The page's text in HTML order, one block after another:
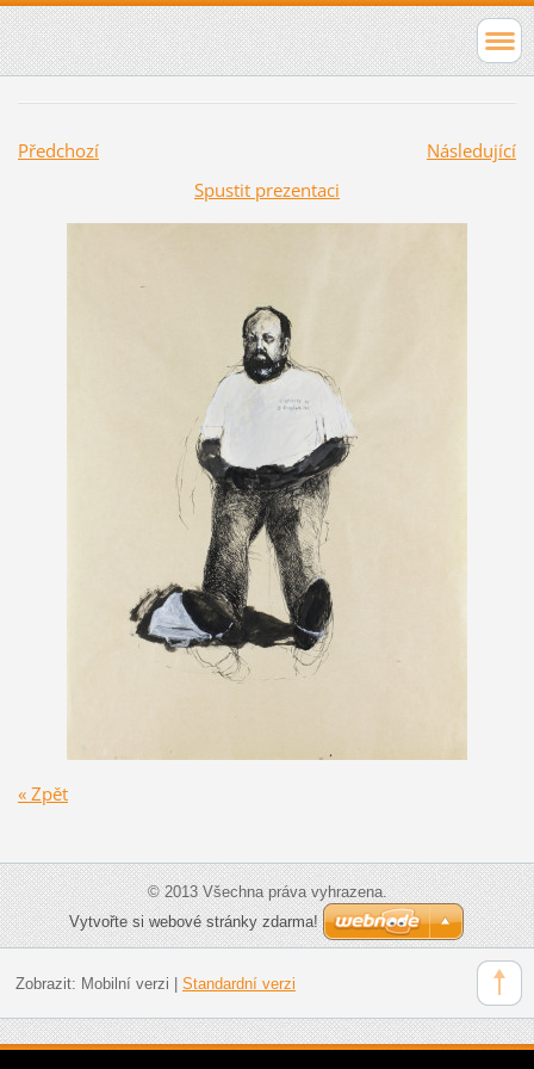
Předchozí
Následující
Spustit prezentaci
« Zpět
© 2013 Všechna práva vyhrazena.
Vytvořte si webové stránky zdarma!
Zobrazit: Mobilní verzi Standardní verzi